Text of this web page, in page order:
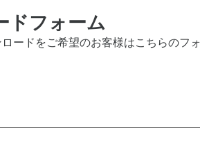
ドフォーム
ードをご希望のお客様はこちらのフ